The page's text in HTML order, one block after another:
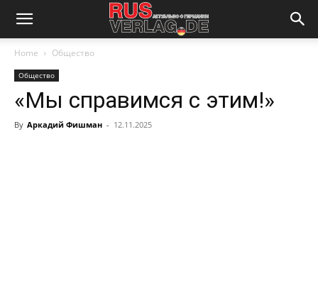
Home Общество
Общество
«Мы справимся с этим!»
By Аркадий Фишман - 12.11.2025